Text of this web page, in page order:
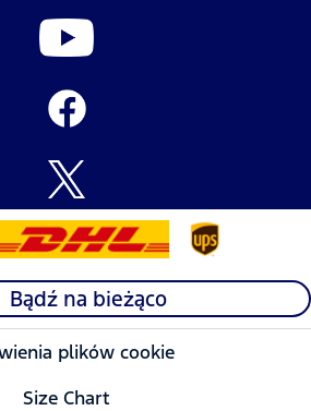
Bądź na bieżąco
plików cookie
Size Chart